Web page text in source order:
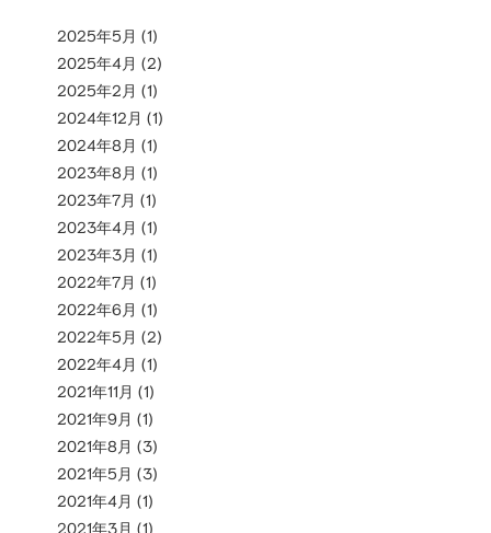
2025年5月 (1)
2025年4月 (2)
2025年2月 (1)
2024年12月 (1)
2024年8月 (1)
2023年8月 (1)
2023年7月 (1)
2023年4月 (1)
2023年3月 (1)
2022年7月 (1)
2022年6月 (1)
2022年5月 (2)
2022年4月 (1)
2021年11月 (1)
2021年9月 (1)
2021年8月 (3)
2021年5月 (3)
2021年4月 (1)
2021年3月 (1)